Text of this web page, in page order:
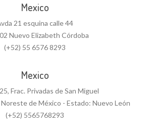
Mexico
21 esquina calle 44
Nuevo Elizabeth Córdoba
(+52) 55 6576 8293
Mexico
Frac. Privadas de San Miguel
de México - Estado: Nuevo León
(+52) 5565768293